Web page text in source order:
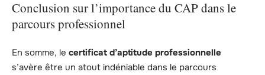
Conclusion sur l’importance du CAP dans le
parcours professionnel
En somme, le certificat d’aptitude professionnelle
s’avère être un atout indéniable dans le parcours